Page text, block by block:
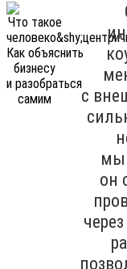
с
мы
он